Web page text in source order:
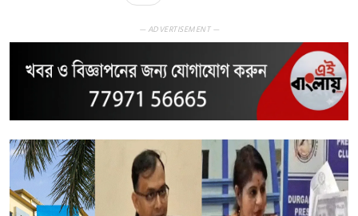
— ADVERTISEMENT —